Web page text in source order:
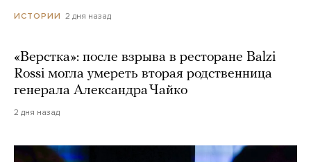
ИСТОРИИ 2 дня назад
«Верстка»: после взрыва в ресторане Balzi
Rossi могла умереть вторая родственница
генерала Александра Чайко
2 дня назад